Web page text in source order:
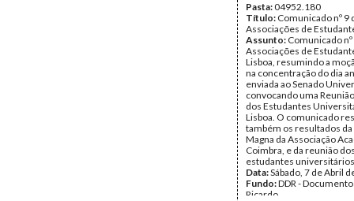
Pasta:04952.180
Título: Comunicado nº 9
Associações de
Assunto: Comunicado nº
Associações de
Lisboa, resumindo a
na concentração do dia
enviada ao Senado
convocando uma
dos Estudantes
Lisboa. O comunicado
também os resultados
Magna da Associação
Coimbra, e da reunião
estudantes
Data:Sábado, 7 de Abril
Fundo:DDR -
Ricardo